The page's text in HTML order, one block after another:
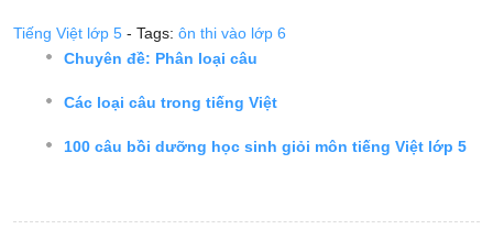
Tiếng Việt lớp 5 - Tags: ôn thi vào lớp 6
Chuyên đề: Phân loại câu
Các loại câu trong tiếng Việt
100 câu bồi dưỡng học sinh giỏi môn tiếng Việt lớp 5